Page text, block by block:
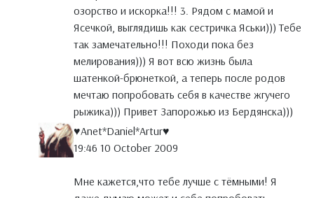
озорство и искорка!!! 3. Рядом с мамой и
Ясечкой, выглядишь как сестричка Яськи))) Тебе
так замечательно!!! Походи пока без
мелирования))) Я вот всю жизнь была
шатенкой-брюнеткой, а теперь после родов
мечтаю попробовать себя в качестве жгучего
рыжика))) Привет Запорожью из Бердянска)))
♥Anet*Daniel*Artur♥
19:46 10 October 2009
Мне кажется,что тебе лучше с тёмными! Я